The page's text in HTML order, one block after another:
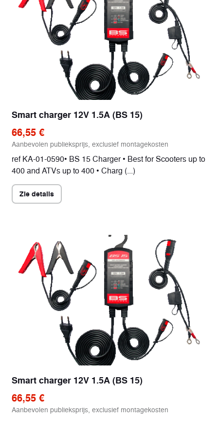
voor
Remmen
Schijfrem
25x8-12
25x10-12
Drooggewicht
Smart charger 12V 1.5A (BS 15)
66,55 €
Aanbevolen publieksprijs, exclusief montagekosten
ref KA-01-0590• BS 15 Charger • Best for Scooters up to
400 and ATVs up to 400 • Charg (...)
Zie details
Smart charger 12V 1.5A (BS 15)
66,55 €
Aanbevolen publieksprijs, exclusief montagekosten